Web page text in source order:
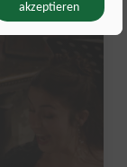
akzeptieren